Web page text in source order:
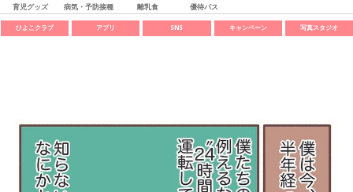
育児グッズ 病気・予防接種 離乳食 優待パス
ひよこクラブ アプリ SNS キャンペーン 写真スタジオ